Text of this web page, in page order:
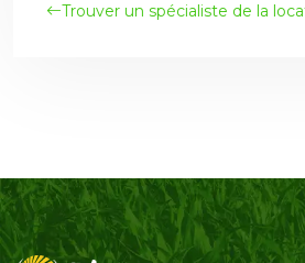
Trouver un spécialiste de la